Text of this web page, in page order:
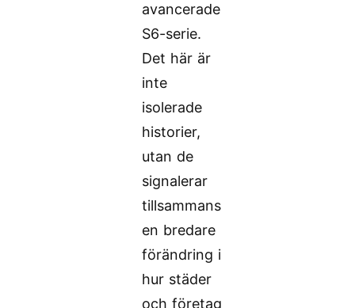
avancerade
S6-serie.
Det här är
inte
isolerade
historier,
utan de
signalerar
tillsammans
en bredare
förändring i
hur städer
och företag